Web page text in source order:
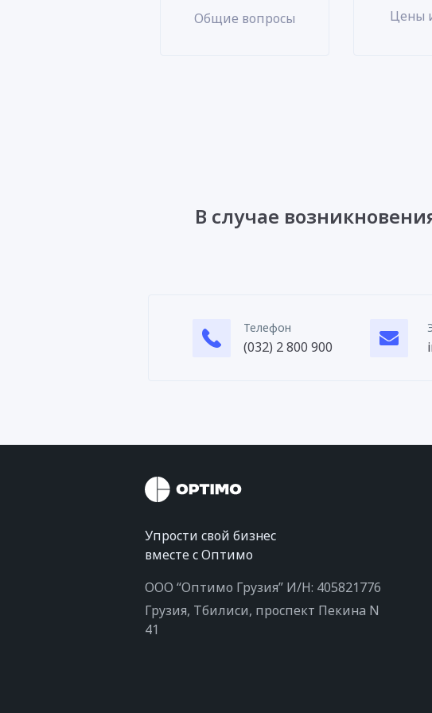
Общие вопросы Цены
В случае
Телефон
(032) 2 800 900
Упрости свой бизнес
вместе с Оптимо
ООО “Оптимо Грузия” И/Н: 405821776
Грузия, Тбилиси, проспект Пекина N
41